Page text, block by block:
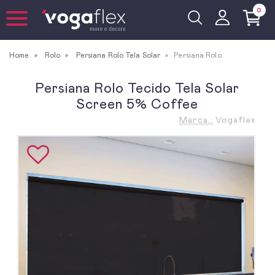
0
Home Rolo Persiana Rolo Tela Solar Persiana Rolo
Persiana Rolo Tecido Tela Solar
Screen 5% Coffee
Marca.: Vogaflex